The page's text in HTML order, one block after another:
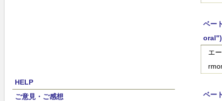
HELP
ご意見・ご感想
ベー
oral")
エ
ベー